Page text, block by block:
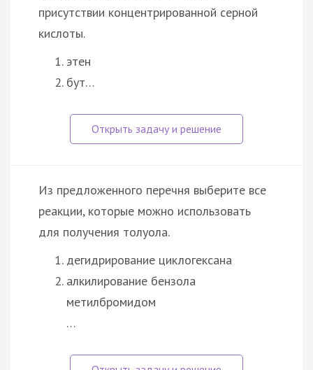
присутствии концентрированной серной
кислоты.
этен
бут…
Из предложенного перечня выберите все
реакции, которые можно использовать
для получения толуола.
дегидрирование циклогексана
алкилирование бензола
метилбромидом
…